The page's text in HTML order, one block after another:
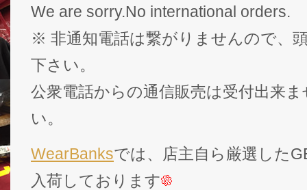
We are sorry.No international orders.
※ 非通知電話は繋がりませんので、
下さい。
公衆電話からの通信販売は受付出来
い。
WearBanksでは、店主自ら厳選した
入荷しております